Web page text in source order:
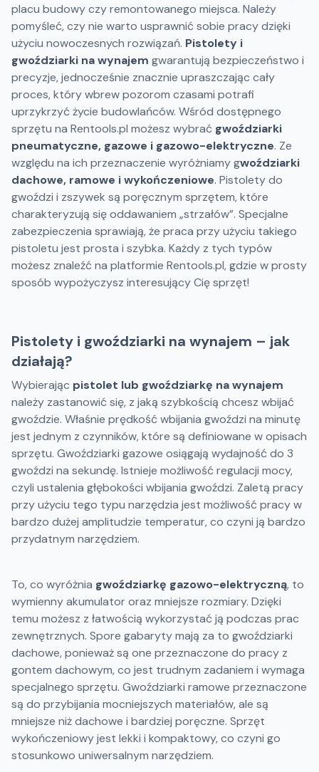
placu budowy czy remontowanego miejsca. Należy
pomyśleć, czy nie warto usprawnić sobie pracy dzięki
użyciu nowoczesnych rozwiązań. Pistolety i
gwoździarki na wynajem gwarantują bezpieczeństwo i
precyzje, jednocześnie znacznie upraszczając cały
proces, który wbrew pozorom czasami potrafi
uprzykrzyć życie budowlańców. Wśród dostępnego
sprzętu na Rentools.pl możesz wybrać gwoździarki
pneumatyczne, gazowe i gazowo-elektryczne. Ze
względu na ich przeznaczenie wyróżniamy gwoździarki
dachowe, ramowe i wykończeniowe. Pistolety do
gwoździ i zszywek są poręcznym sprzętem, które
charakteryzują się oddawaniem „strzałów”. Specjalne
zabezpieczenia sprawiają, że praca przy użyciu takiego
pistoletu jest prosta i szybka. Każdy z tych typów
możesz znaleźć na platformie Rentools.pl, gdzie w prosty
sposób wypożyczysz interesujący Cię sprzęt!
Pistolety i gwoździarki na wynajem – jak
działają?
Wybierając pistolet lub gwoździarkę na wynajem
należy zastanowić się, z jaką szybkością chcesz wbijać
gwoździe. Właśnie prędkość wbijania gwoździ na minutę
jest jednym z czynników, które są definiowane w opisach
sprzętu. Gwoździarki gazowe osiągają wydajność do 3
gwoździ na sekundę. Istnieje możliwość regulacji mocy,
czyli ustalenia głębokości wbijania gwoździ. Zaletą pracy
przy użyciu tego typu narzędzia jest możliwość pracy w
bardzo dużej amplitudzie temperatur, co czyni ją bardzo
przydatnym narzędziem.
To, co wyróżnia gwoździarkę gazowo-elektryczną, to
wymienny akumulator oraz mniejsze rozmiary. Dzięki
temu możesz z łatwością wykorzystać ją podczas prac
zewnętrznych. Spore gabaryty mają za to gwoździarki
dachowe, ponieważ są one przeznaczone do pracy z
gontem dachowym, co jest trudnym zadaniem i wymaga
specjalnego sprzętu. Gwoździarki ramowe przeznaczone
są do przybijania mocniejszych materiałów, ale są
mniejsze niż dachowe i bardziej poręczne. Sprzęt
wykończeniowy jest lekki i kompaktowy, co czyni go
stosunkowo uniwersalnym narzędziem.